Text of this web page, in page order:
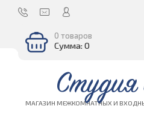
0 товаров
Сумма: 0
Студия
МАГАЗИН МЕЖКОМНАТНЫХ И